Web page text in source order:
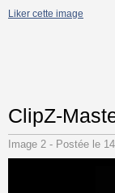
Liker cette image
ClipZ-
Image 2 - Postée le